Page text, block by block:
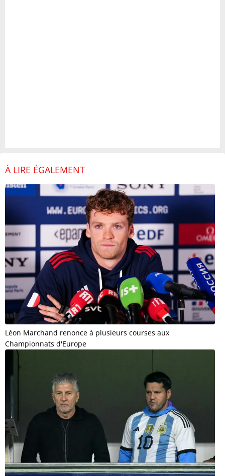
À LIRE ÉGALEMENT
Léon Marchand renonce à plusieurs courses aux
Championnats d'Europe